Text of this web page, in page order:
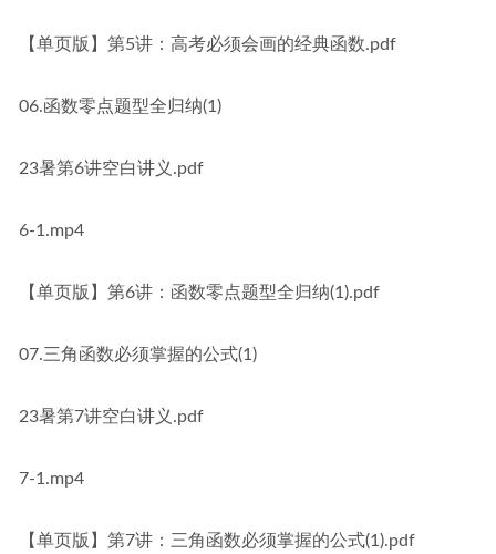
【单页版】第5讲：高考必须会画的经典函数.pdf
06.函数零点题型全归纳(1)
23暑第6讲空白讲义.pdf
6-1.mp4
【单页版】第6讲：函数零点题型全归纳(1).pdf
07.三角函数必须掌握的公式(1)
23暑第7讲空白讲义.pdf
7-1.mp4
【单页版】第7讲：三角函数必须掌握的公式(1).pdf